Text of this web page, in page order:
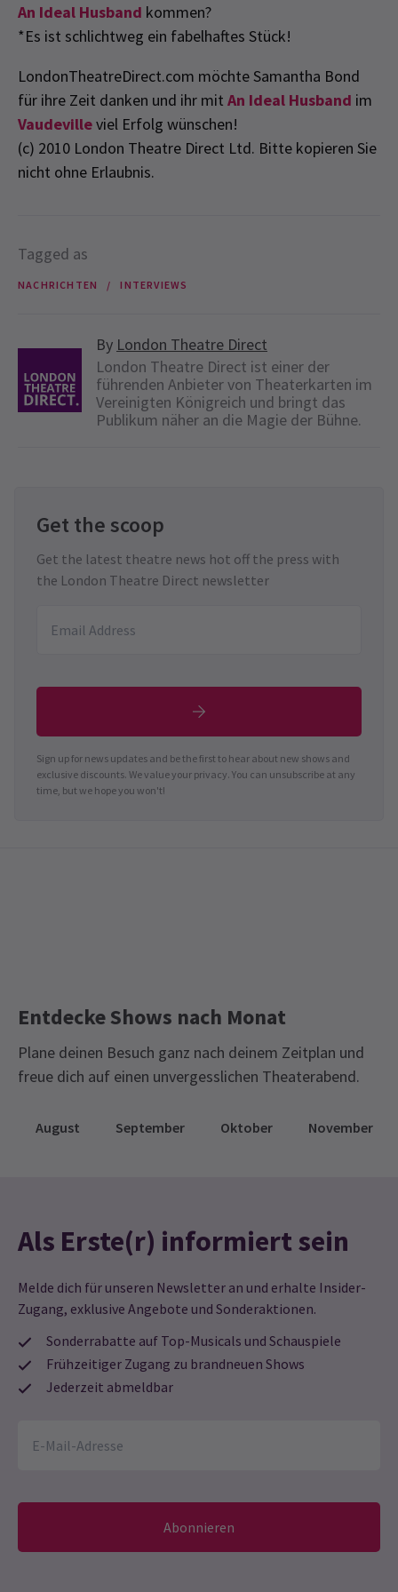
An Ideal Husband kommen?
*Es ist schlichtweg ein fabelhaftes Stück!
LondonTheatreDirect.com möchte Samantha Bond
für ihre Zeit danken und ihr mit An Ideal Husband im
Vaudevilleviel Erfolg wünschen!
(c) 2010 London Theatre Direct Ltd. Bitte kopieren Sie
nicht ohne Erlaubnis.
Tagged as
NACHRICHTEN INTERVIEWS
By London Theatre Direct
London Theatre Direct ist einer der
führenden Anbieter von Theaterkarten im
Vereinigten Königreich und bringt das
Publikum näher an die Magie der Bühne.
Get the scoop
Get the latest theatre news hot off the press with
the London Theatre Direct newsletter
Sign up for news updates and be the first to hear about new shows and
exclusive discounts. We value your privacy. You can unsubscribe at any
time, but we hope you won't!
Entdecke Shows nach Monat
Plane deinen Besuch ganz nach deinem Zeitplan und
freue dich auf einen unvergesslichen Theaterabend.
August September Oktober November
Als Erste(r) informiert sein
Melde dich für unseren Newsletter an und erhalte Insider-
Zugang, exklusive Angebote und Sonderaktionen.
Sonderrabatte auf Top-Musicals und Schauspiele
Frühzeitiger Zugang zu brandneuen Shows
Jederzeit abmeldbar
Abonnieren